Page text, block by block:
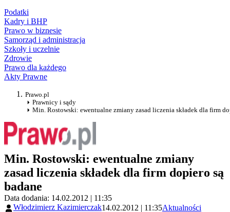
Podatki
Kadry i BHP
Prawo w biznesie
Samorząd i administracja
Szkoły i uczelnie
Zdrowie
Prawo dla każdego
Akty Prawne
Prawo.pl
Prawnicy i sądy
Min. Rostowski: ewentualne zmiany zasad liczenia składek dla firm
Min. Rostowski: ewentualne zmiany
zasad liczenia składek dla firm dopiero są
badane
Data dodania: 14.02.2012 | 11:35
Włodzimierz Kazimierczak14.02.2012 | 11:35Aktualności